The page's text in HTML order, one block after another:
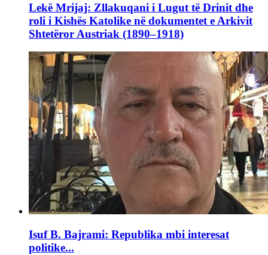
Lekë Mrijaj: Zllakuqani i Lugut të Drinit dhe
roli i Kishës Katolike në dokumentet e Arkivit
Shtetëror Austriak (1890–1918)
Isuf B. Bajrami: Republika mbi interesat
politike...